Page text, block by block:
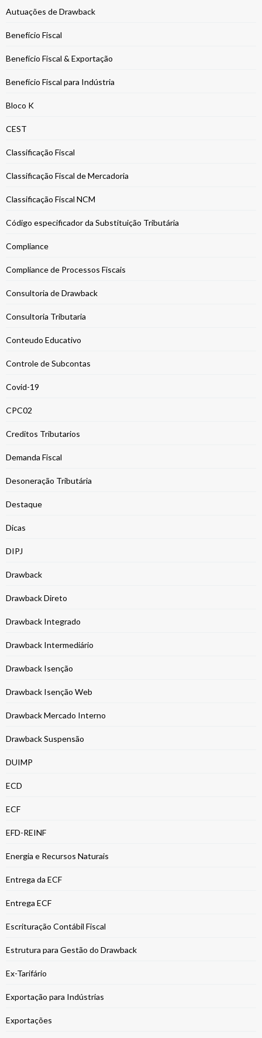
Autuações de Drawback
Benefício Fiscal
Benefício Fiscal & Exportação
Benefício Fiscal para Indústria
Bloco K
CEST
Classificação Fiscal
Classificação Fiscal de Mercadoria
Classificação Fiscal NCM
Código especificador da Substituição Tributária
Compliance
Compliance de Processos Fiscais
Consultoria de Drawback
Consultoria Tributaria
Conteudo Educativo
Controle de Subcontas
Covid-19
CPC02
Creditos Tributarios
Demanda Fiscal
Desoneração Tributária
Destaque
Dicas
DIPJ
Drawback
Drawback Direto
Drawback Integrado
Drawback Intermediário
Drawback Isenção
Drawback Isenção Web
Drawback Mercado Interno
Drawback Suspensão
DUIMP
ECD
ECF
EFD-REINF
Energia e Recursos Naturais
Entrega da ECF
Entrega ECF
Escrituração Contábil Fiscal
Estrutura para Gestão do Drawback
Ex-Tarifário
Exportação para Indústrias
Exportações